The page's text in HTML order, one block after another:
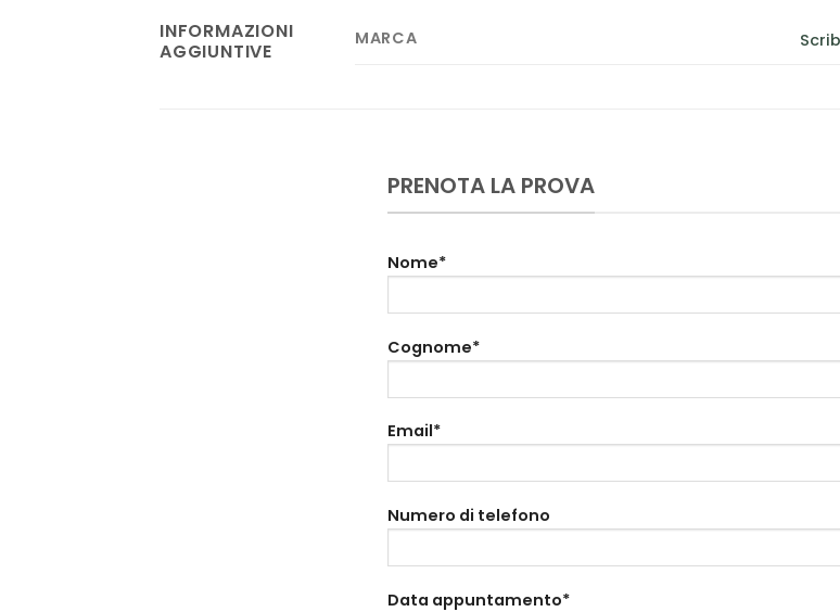
INFORMAZIONI
AGGIUNTIVE
MARCA
PRENOTA LA PROVA
Nome*
Cognome*
Email*
Numero di telefono
Data appuntamento*